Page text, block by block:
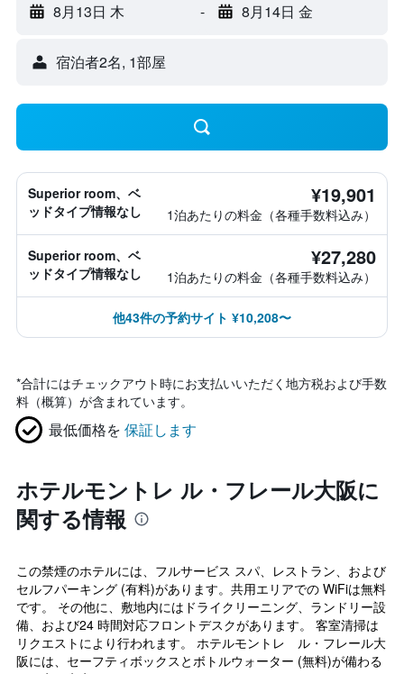
8月13日 木 - 8月14日 金
宿泊者2名, 1​部屋
Superior room、ベ
ッドタイプ情報なし
¥19,901
1泊あたりの料金（各種手数料込み）
Superior room、ベ
ッドタイプ情報なし
¥27,280
1泊あたりの料金（各種手数料込み）
他43件の予約サイト ¥10,208〜
*合計にはチェックアウト時にお支払いいただく地方税および手数
料（概算）が含まれています。
最低価格を 保証します
ホテルモントレ ル・フレール大阪に
関する情報
この禁煙のホテルには、フルサービス スパ、レストラン、および
セルフパーキング (有料)があります。共用エリアでの WiFiは無料
です。 その他に、敷地内にはドライクリーニング、ランドリー設
備、および24 時間対応フロントデスクがあります。 客室清掃は
リクエストにより行われます。 ホテルモントレ ル・フレール大
阪には、セーフティボックスとボトルウォーター (無料)が備わる